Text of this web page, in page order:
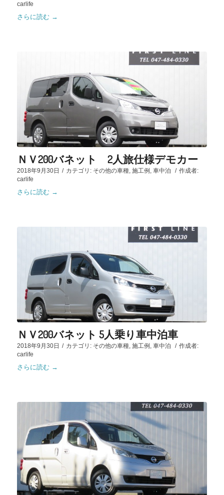
carlife
さらに読む →
ＮＶ200バネット 2人旅仕様デモカー
2018年9月30日 / カテゴリ: その他の車種, 施工例 , 車中泊 / 作成者:
carlife
さらに読む →
ＮＶ200バネット 5人乗り車中泊車
2018年9月30日 / カテゴリ: その他の車種, 施工例 , 車中泊 / 作成者:
carlife
さらに読む →